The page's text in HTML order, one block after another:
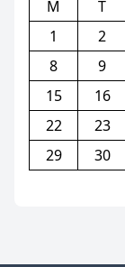
M
T
1
2
8
9
15
16
22
23
29
30